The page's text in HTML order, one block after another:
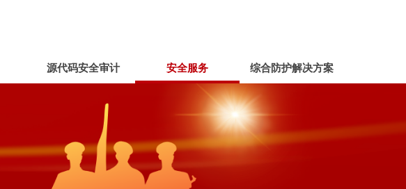
源代码安全审计 安全服务 综合防护解决方案